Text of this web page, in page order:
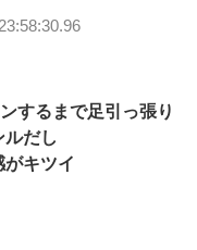
するまで足引っ張り
だし
キツイ